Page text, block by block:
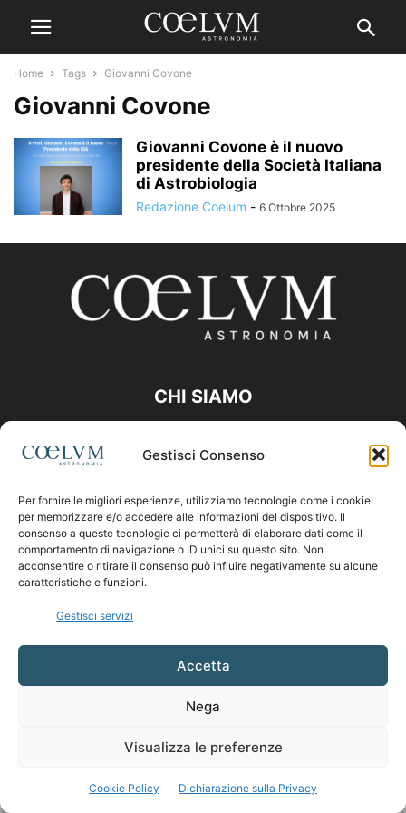
Gestisci Consenso
Per fornire le migliori esperienze, utilizziamo tecnologie come i cookie
per memorizzare e/o accedere alle informazioni del dispositivo. Il
consenso a queste tecnologie ci permetterà di elaborare dati come il
comportamento di navigazione o ID unici su questo sito. Non
acconsentire o ritirare il consenso può influire negativamente su alcune
caratteristiche e funzioni.
Gestisci servizi
Accetta
Nega
Visualizza le preferenze
Cookie Policy Dichiarazione sulla Privacy
Home Tags Giovanni Covone
Giovanni Covone
Giovanni Covone è il nuovo
presidente della Società Italiana
di Astrobiologia
Redazione Coelum - 6 Ottobre 2025
CHI SIAMO
Contattaci:coelumastro@coelum.com
SEGUICI